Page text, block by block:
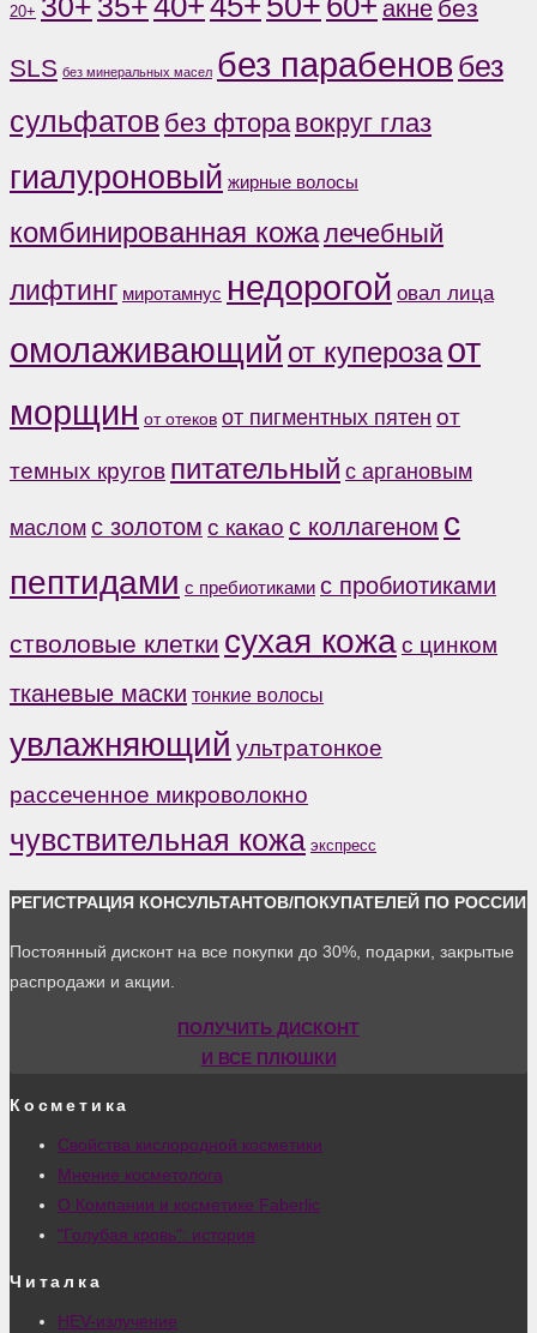
20+ 30+ акне без
SLS без минеральных масел без парабеновбез
сульфатов без фтора вокруг глаз
гиалуроновый жирные волосы
комбинированная кожалечебный
лифтинг миротамнус недорогой овал лица
омолаживающий от куперозаот
морщин от отеков от пигментных пятен от
темных кругов питательный с аргановым
маслом с золотом с какао с коллагеном с
пептидами с пребиотиками с пробиотиками
стволовые клетки сухая кожас цинком
тканевые маски тонкие волосы
увлажняющий ультратонкое
рассеченное микроволокно
чувствительная кожа экспресс
РЕГИСТРАЦИЯ КОНСУЛЬТАНТОВ/ПОКУПАТЕЛЕЙ ПО РОССИИ
Постоянный дисконт на все покупки до 30%, подарки, закрытые
распродажи и акции.
ПОЛУЧИТЬ ДИСКОНТ
И ВСЕ ПЛЮШКИ
Косметика
Свойства кислородной косметики
Мнение косметолога
О Компании и косметике Faberlic
"Голубая кровь": история
Читалка
HEV-излучение